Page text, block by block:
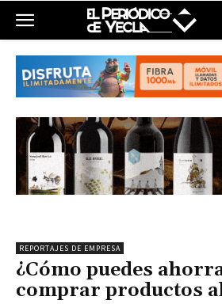
REPORTAJES DE EMPRESA
¿Cómo puedes
comprar productos